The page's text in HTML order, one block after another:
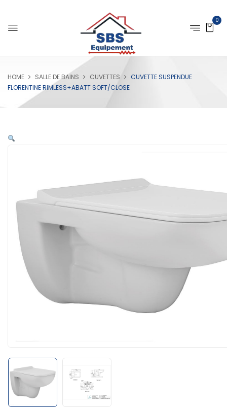
0
HOME SALLE DE BAINS CUVETTES
CUVETTE SUSPENDUE
FLORENTINE RIMLESS+ABATT SOFT/CLOSE